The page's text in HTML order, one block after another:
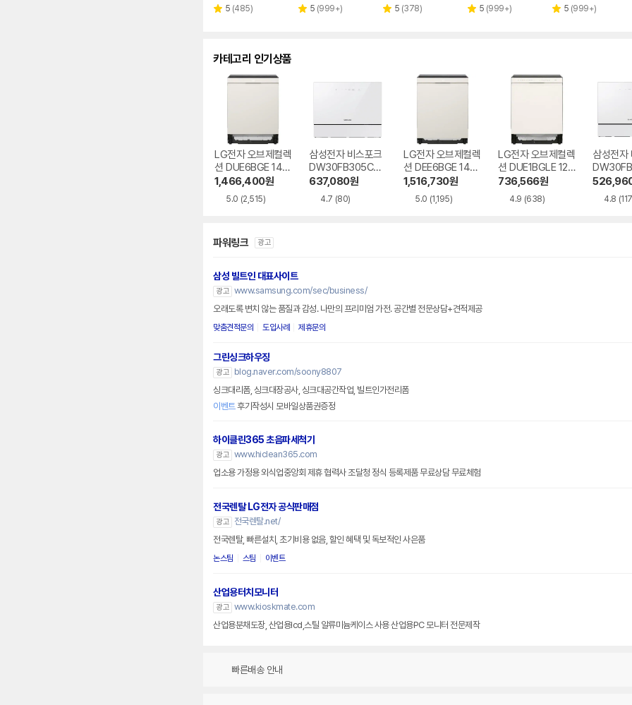
별 5 리
(485)
별 5 리
(999+)
별 5 리
(378)
별 5 리
(999+)
별 5 리
(999+)
카테고리 인기상품
LG전자 오브제컬렉
션 DUE6BGE 14인
용 빌트인
1,466,400원
5.0 (2,515)
삼성전자 비스포크
DW30FB305CW
0 6인용 카운터탑
637,080원
4.7 (80)
LG전자 오브제컬렉
션 DEE6BGE 14인
용 빌트인
1,516,730원
5.0 (1,195)
LG전자 오브제컬렉
션 DUE1BGLE 12
인용 빌트인
736,566원
4.9 (638)
삼성전자
0 6인용
4.8
파워링크 광고
삼성 빌트인 대표사이트
광고 www.samsung.com/sec/business/
오래도록 변치 않는 품질과 감성. 나만의 프리미엄 가전. 공간별 전문상담+견적제공
맞춤견적문의 도입사례 제휴문의
그린싱크하우징
광고
blog.naver.com/soony8807
싱크대리폼, 싱크대장공사, 싱크대공간작업, 빌트인가전리폼
이벤트후기작성시 모바일상품권증정
하이클린365 초음파세척기
광고 www.hiclean365.com
업소용 가정용 외식업중앙회 제휴 협력사 조달청 정식 등록제품 무료상담 무료체험
전국렌탈 LG전자 공식판매점
광고
전국렌탈.net/
전국렌탈, 빠른설치, 초기비용 없음, 할인 혜택 및 독보적인 사은품
논스팀 스팀 이벤트
산업용터치모니터
광고 www.kioskmate.com
산업용분채도장, 산업용lcd,스틸 알류미늄케이스 사용 산업용PC 모니터 전문제작
빠른배송 안내